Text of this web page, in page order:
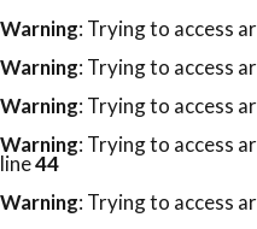
Warning: Trying to access
Warning: Trying to access
Warning: Trying to access
Warning: Trying to access
line44
Warning: Trying to access